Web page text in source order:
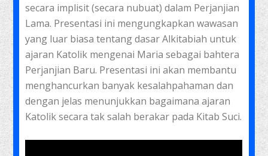
secara implisit (secara nubuat) dalam Perjanjian
Lama. Presentasi ini mengungkapkan wawasan
yang luar biasa tentang dasar Alkitabiah untuk
ajaran Katolik mengenai Maria sebagai bahtera
Perjanjian Baru. Presentasi ini akan membantu
menghancurkan banyak kesalahpahaman dan
dengan jelas menunjukkan bagaimana ajaran
Katolik secara tak salah berakar pada Kitab Suci.